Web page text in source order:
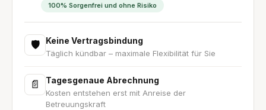
100% Sorgenfrei und ohne Risiko
🛡 Keine Vertragsbindung
Täglich kündbar – maximale Flexibilität für Sie
📄 Tagesgenaue Abrechnung
Kosten entstehen erst mit Anreise der
Betreuungskraft